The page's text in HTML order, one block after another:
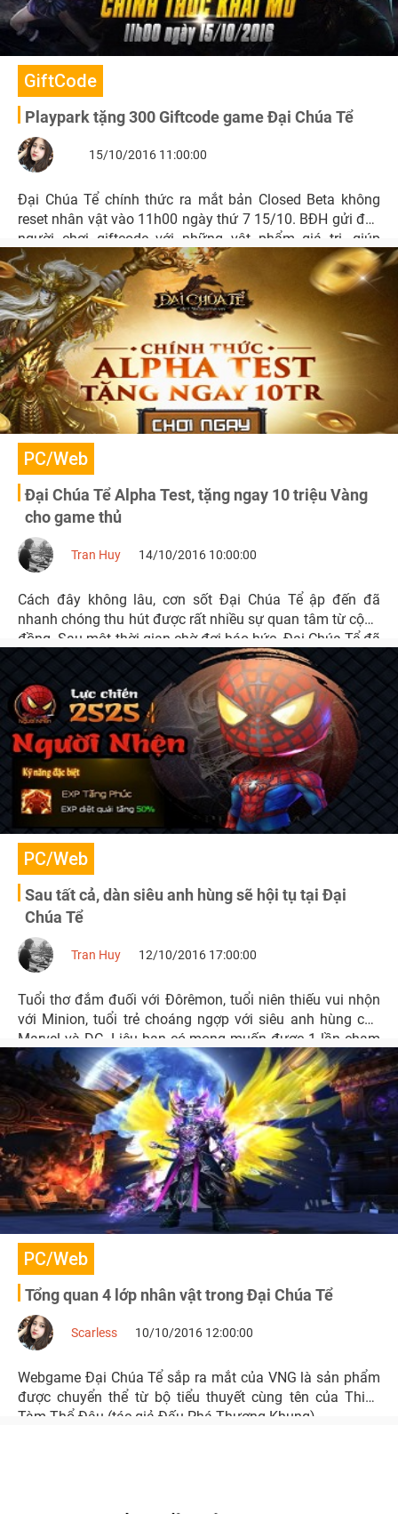
GiftCode
Playpark tặng 300 Giftcode game Đại Chúa Tể
15/10/2016 11:00:00
Đại Chúa Tể chính thức ra mắt bản Closed Beta không
reset nhân vật vào 11h00 ngày thứ 7 15/10. BĐH gửi đến
người chơi giftcode với những vật phẩm giá trị, giúp
người chơi có sự khởi đầu thuận lợi trong thế giới Đại
Chúa Tể.
PC/Web
Đại Chúa Tể Alpha Test, tặng ngay 10 triệu Vàng
cho game thủ
Tran Huy 14/10/2016 10:00:00
Cách đây không lâu, cơn sốt Đại Chúa Tể ập đến đã
nhanh chóng thu hút được rất nhiều sự quan tâm từ cộng
đồng. Sau một thời gian chờ đợi háo hức, Đại Chúa Tể đã
cho ra mắt bản thử nghiệm có reset nhân vật vào hôm
PC/Web
Sau tất cả, dàn siêu anh hùng sẽ hội tụ tại Đại
Chúa Tể
Tran Huy 12/10/2016 17:00:00
Tuổi thơ đắm đuối với Đôrêmon, tuổi niên thiếu vui nhộn
với Minion, tuổi trẻ choáng ngợp với siêu anh hùng của
Marvel và DC. Liệu bạn có mong muốn được 1 lần chạm
mặt tất cả những nhân vật này tại cùng 1 nơi?
PC/Web
Tổng quan 4 lớp nhân vật trong Đại Chúa Tể
Scarless 10/10/2016 12:00:00
Webgame Đại Chúa Tể sắp ra mắt của VNG là sản phẩm
được chuyển thể từ bộ tiểu thuyết cùng tên của Thiên
Tàm Thổ Đậu (tác giả Đấu Phá Thương Khung).